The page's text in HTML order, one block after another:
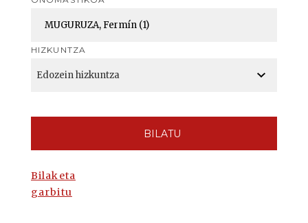
HIZKUNTZA
BILATU
Bilaketa
garbitu